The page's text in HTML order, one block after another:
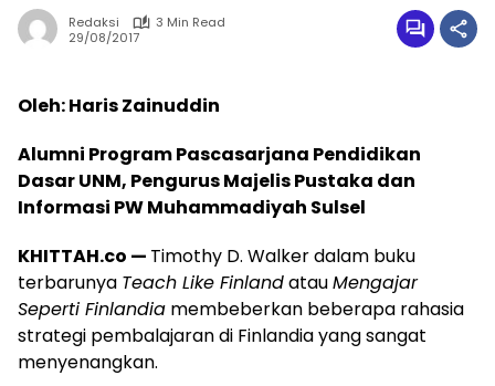
Redaksi
3 Min Read
29/08/2017
Oleh: Haris Zainuddin
Alumni Program Pascasarjana Pendidikan
Dasar UNM, Pengurus Majelis Pustaka dan
Informasi PW Muhammadiyah Sulsel
KHITTAH.co — Timothy D. Walker dalam buku
terbarunya Teach Like FinlandatauMengajar
Seperti Finlandia membeberkan beberapa rahasia
strategi pembalajaran di Finlandia yang sangat
menyenangkan.